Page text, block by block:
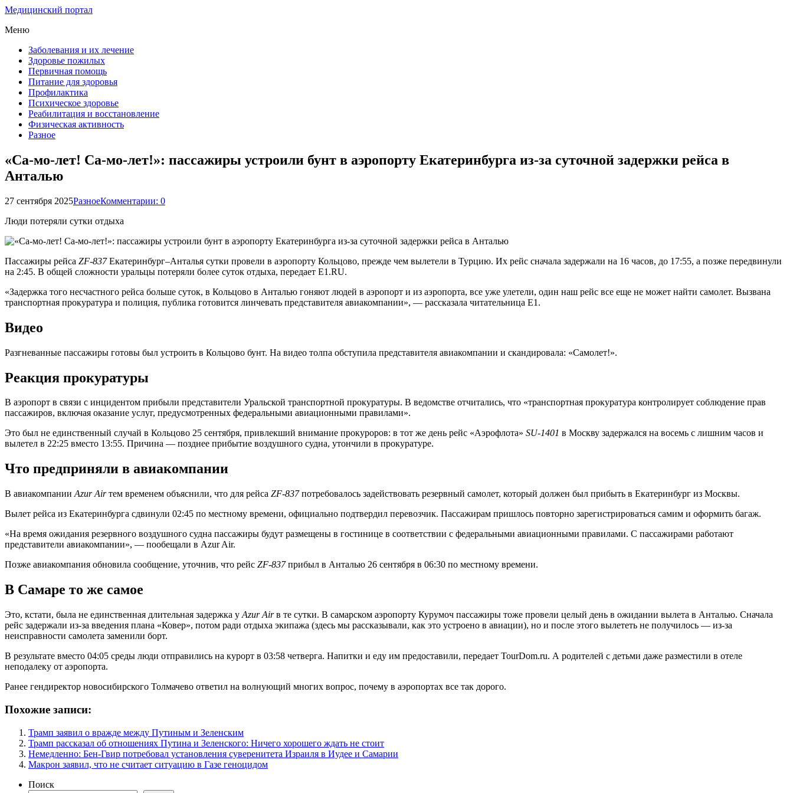
Медицинский портал
Меню
Заболевания и их лечение
Здоровье пожилых
Первичная помощь
Питание для здоровья
Профилактика
Психическое здоровье
Реабилитация и восстановление
Физическая активность
Разное
«Са-мо-лет! Са-мо-лет!»: пассажиры устроили бунт в аэропорту Екатеринбурга из-за суточной задержки рейса в
Анталью
27 сентября 2025РазноеКомментарии: 0
Люди потеряли сутки отдыха
Пассажиры рейса ZF-837Екатеринбург–Анталья сутки провели в аэропорту Кольцово, прежде чем вылетели в Турцию. Их рейс сначала задержали на 16 часов, до 17:55, а позже передвинули
на 2:45. В общей сложности уральцы потеряли более суток отдыха, передает E1.RU.
«Задержка того несчастного рейса больше суток, в Кольцово в Анталью гоняют людей в аэропорт и из аэропорта, все уже улетели, один наш рейс все еще не может найти самолет. Вызвана
транспортная прокуратура и полиция, публика готовится линчевать представителя авиакомпании», — рассказала читательница E1.
Видео
Разгневанные пассажиры готовы был устроить в Кольцово бунт. На видео толпа обступила представителя авиакомпании и скандировала: «Самолет!».
Реакция прокуратуры
В аэропорт в связи с инцидентом прибыли представители Уральской транспортной прокуратуры. В ведомстве отчитались, что «транспортная прокуратура контролирует соблюдение прав
пассажиров, включая оказание услуг, предусмотренных федеральными авиационными правилами».
Это был не единственный случай в Кольцово 25 сентября, привлекший внимание прокуроров: в тот же день рейс «Аэрофлота» SU-1401 в Москву задержался на восемь с лишним часов и
вылетел в 22:25 вместо 13:55. Причина — позднее прибытие воздушного судна, утончили в прокуратуре.
Что предприняли в авиакомпании
В авиакомпании Azur Airтем временем объяснили, что для рейса ZF-837потребовалось задействовать резервный самолет, который должен был прибыть в Екатеринбург из Москвы.
Вылет рейса из Екатеринбурга сдвинули 02:45 по местному времени, официально подтвердил перевозчик. Пассажирам пришлось повторно зарегистрироваться самим и оформить багаж.
«На время ожидания резервного воздушного судна пассажиры будут размещены в гостинице в соответствии с федеральными авиационными правилами. С пассажирами работают
представители авиакомпании», — пообещали в Azur Air.
Позже авиакомпания обновила сообщение, уточнив, что рейс ZF-837прибыл в Анталью 26 сентября в 06:30 по местному времени.
В Самаре то же самое
Это, кстати, была не единственная длительная задержка у Azur Airв те сутки. В самарском аэропорту Курумоч пассажиры тоже провели целый день в ожидании вылета в Анталью. Сначала
рейс задержали из-за введения плана «Ковер», потом ради отдыха экипажа (здесь мы рассказывали, как это устроено в авиации), но и после этого вылететь не получилось — из-за
неисправности самолета заменили борт.
В результате вместо 04:05 среды люди отправились на курорт в 03:58 четверга. Напитки и еду им предоставили, передает TourDom.ru. А родителей с детьми даже разместили в отеле
неподалеку от аэропорта.
Ранее гендиректор новосибирского Толмачево ответил на волнующий многих вопрос, почему в аэропортах все так дорого.
Похожие записи:
Трамп заявил о вражде между Путиным и Зеленским
Трамп рассказал об отношениях Путина и Зеленского: Ничего хорошего ждать не стоит
Немедленно: Бен-Гвир потребовал установления суверенитета Израиля в Иудее и Самарии
Макрон заявил, что не считает ситуацию в Газе геноцидом
Поиск